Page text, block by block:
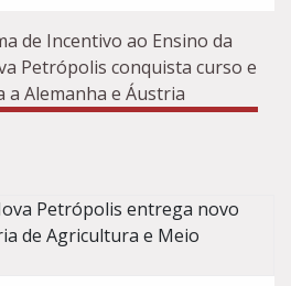
de Incentivo ao Ensino da
Petrópolis conquista curso e
a Alemanha e Áustria